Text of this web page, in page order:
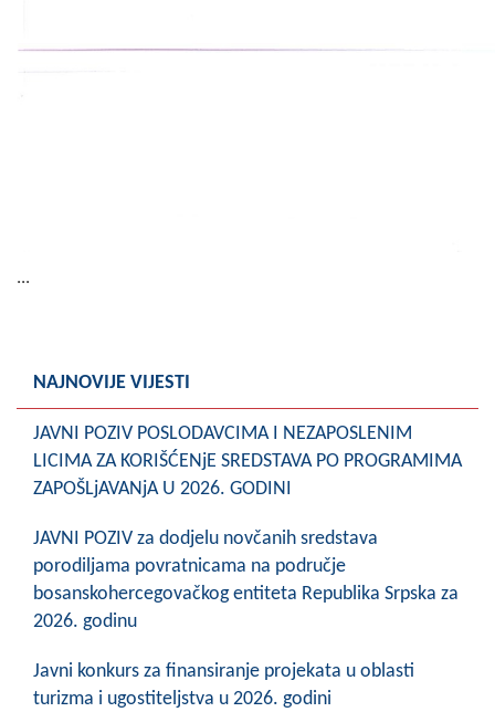
...
NAJNOVIJE VIJESTI
JAVNI POZIV POSLODAVCIMA I NEZAPOSLENIM
LICIMA ZA KORIŠĆENjE SREDSTAVA PO PROGRAMIMA
ZAPOŠLjAVANjA U 2026. GODINI
JAVNI POZIV za dodjelu novčanih sredstava
porodiljama povratnicama na područje
bosanskohercegovačkog entiteta Republika Srpska za
2026. godinu
Javni konkurs za finansiranje projekata u oblasti
turizma i ugostiteljstva u 2026. godini